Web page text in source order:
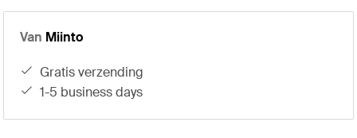
Van Miinto
gratis verzending
1-5 business days